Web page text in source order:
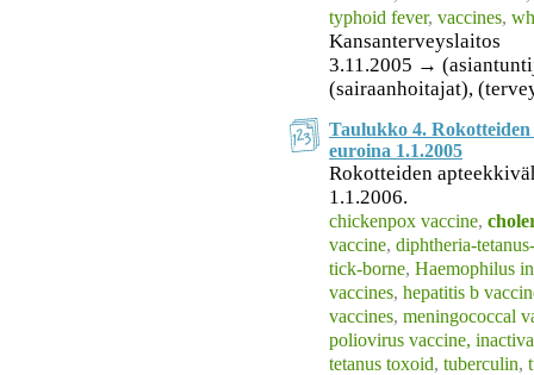
typhoid fever, vaccines,
Kansanterveyslaitos
3.11.2005 →
(sairaanhoitajat),
Taulukko 4.
euroina 1.1.2005
Rokotteiden
1.1.2006.
chickenpox vaccine,
vaccine, diphtheria-
tick-borne, Haemophilus
vaccines, hepatitis b
vaccines, meningococcal
poliovirus vaccine,
tetanus toxoid, tuberculin,